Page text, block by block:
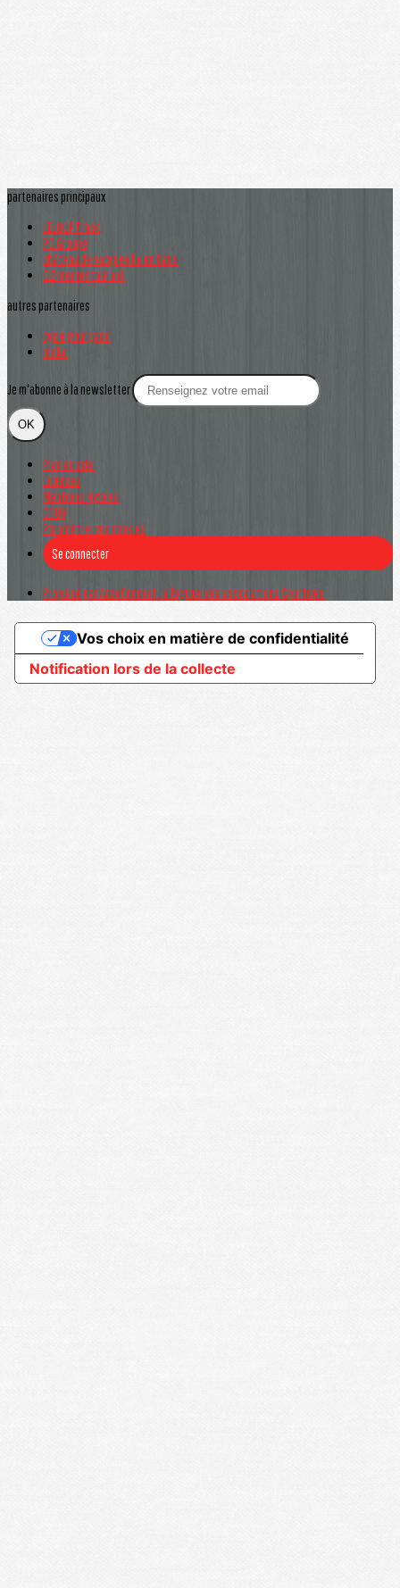
partenaires principaux
LELOUP Frank
PG Groupe
château de bacqueville en Caux
O2 mer restaurant
autres partenaires
cycle gourgand
mako
Je m'abonne à la newsletter
OK
Plan du site
Licences
Mentions légales
CGUV
Paramétrer vos cookies
Se connecter
Propulsé par AssoConnect, le logiciel des associations Sportives
Notification lors de la collecte
Vos choix en matière de confidentialité